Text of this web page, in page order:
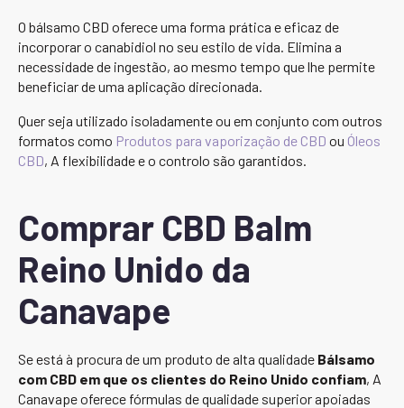
O bálsamo CBD oferece uma forma prática e eficaz de
incorporar o canabidiol no seu estilo de vida. Elimina a
necessidade de ingestão, ao mesmo tempo que lhe permite
beneficiar de uma aplicação direcionada.
Quer seja utilizado isoladamente ou em conjunto com outros
formatos como Produtos para vaporização de CBD ou Óleos
CBD, A flexibilidade e o controlo são garantidos.
Comprar CBD Balm
Reino Unido da
Canavape
Se está à procura de um produto de alta qualidade Bálsamo
com CBD em que os clientes do Reino Unido confiam, A
Canavape oferece fórmulas de qualidade superior apoiadas